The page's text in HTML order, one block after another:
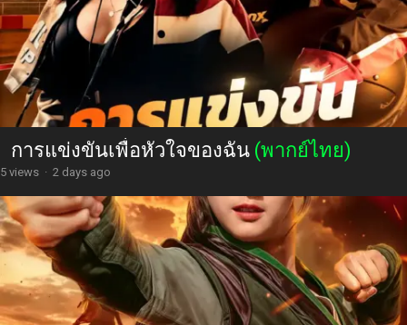
การแข่งขันเพื่อหัวใจของฉัน (พากย์ไทย)
5 views · 2 days ago